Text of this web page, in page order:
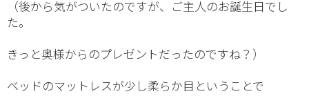
（後から気がついたのですが、ご主人のお誕生日でし
た。
きっと奥様からのプレゼントだったのですね？）
ベッドのマットレスが少し柔らか目ということで